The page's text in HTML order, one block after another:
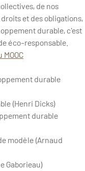
de nos
et des obligations,
durable, c'est
éco-responsable.
durable
(Henri Dicks)
durable
modèle (Arnaud
Gaborieau)